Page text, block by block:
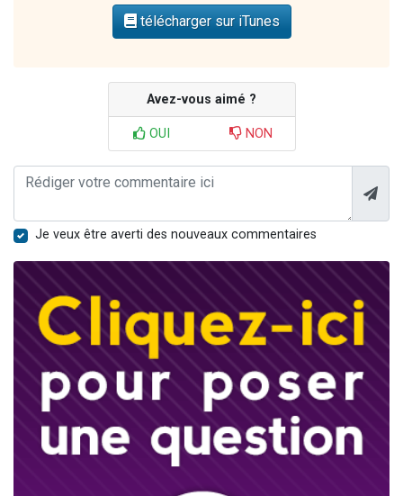
télécharger sur iTunes
Avez-vous aimé ?
OUI NON
Je veux être averti des nouveaux commentaires